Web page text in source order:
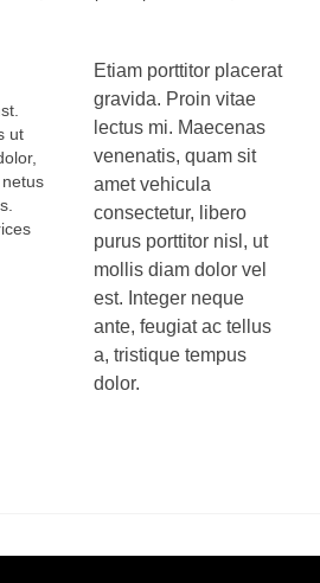
Etiam porttitor placerat
gravida. Proin vitae
lectus mi. Maecenas
venenatis, quam sit
amet vehicula
consectetur, libero
purus porttitor nisl, ut
mollis diam dolor vel
est. Integer neque
ante, feugiat ac tellus
a, tristique tempus
dolor.
ut